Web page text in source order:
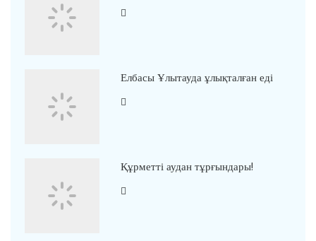
Елбасы Ұлытауда ұлықталған еді
Құрметті аудан тұрғындары!